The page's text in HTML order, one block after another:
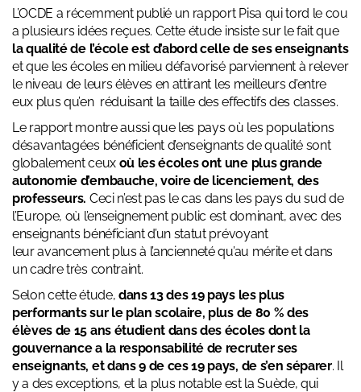
L’OCDE a récemment publié un rapport Pisa qui tord le cou
a plusieurs idées reçues. Cette étude insiste sur le fait que
la qualité de l’école est d’abord celle de ses enseignants
et que les écoles en milieu défavorisé parviennent à relever
le niveau de leurs élèves en attirant les meilleurs d’entre
eux plus qu’en réduisant la taille des effectifs des classes.
Le rapport montre aussi que les pays où les populations
désavantagées bénéficient d’enseignants de qualité sont
globalement ceux où les écoles ont une plus grande
autonomie d’embauche, voire de licenciement, des
professeurs. Ceci n’est pas le cas dans les pays du sud de
l’Europe, où l’enseignement public est dominant, avec des
enseignants bénéficiant d’un statut prévoyant
leuravancementplus à l’ancienneté qu’au mérite et dans
un cadre très contraint.
Selon cette étude, dans 13 des 19 pays les plus
performants sur le plan scolaire, plus de 80 % des
élèves de 15 ans étudient dans des écoles dont la
gouvernance a la responsabilité de recruter ses
enseignants, et dans 9 de ces 19 pays, de s’en séparer. Il
y a des exceptions, et la plus notable est la Suède, qui